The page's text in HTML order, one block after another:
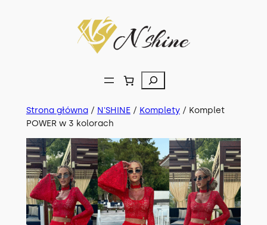
Szukaj
Strona główna/ N'SHINE/ Komplety/ Komplet
POWER w 3 kolorach